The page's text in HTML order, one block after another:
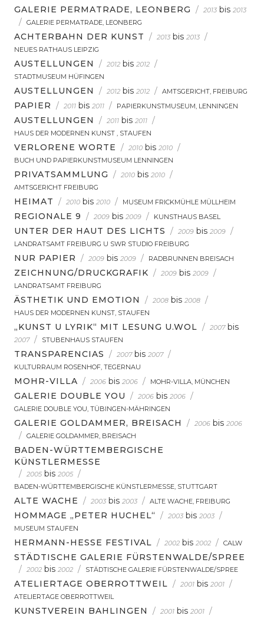
GALERIE PERMATRADE, LEONBERG / 2013 bis 2013
/ GALERIE PERMATRADE, LEONBERG
ACHTERBAHN DER KUNST / 2013 bis 2013 /
NEUES RATHAUS LEIPZIG
AUSTELLUNGEN / 2012 bis 2012 /
STADTMUSEUM HÜFINGEN
AUSTELLUNGEN / 2012 bis 2012 / AMTSGERICHT, FREIBURG
PAPIER / 2011 bis 2011 / PAPIERKUNSTMUSEUM, LENNINGEN
AUSTELLUNGEN / 2011 bis 2011 /
HAUS DER MODERNEN KUNST , STAUFEN
VERLORENE WORTE / 2010 bis 2010 /
BUCH UND PAPIERKUNSTMUSEUM LENNINGEN
PRIVATSAMMLUNG / 2010 bis 2010 /
AMTSGERICHT FREIBURG
HEIMAT / 2010 bis 2010 / MUSEUM FRICKMÜHLE MÜLLHEIM
REGIONALE 9 / 2009 bis 2009 / KUNSTHAUS BASEL
UNTER DER HAUT DES LICHTS / 2009 bis 2009 /
LANDRATSAMT FREIBURG U SWR STUDIO FREIBURG
NUR PAPIER / 2009 bis 2009 / RADBRUNNEN BREISACH
ZEICHNUNG/DRUCKGRAFIK / 2009 bis 2009 /
LANDRATSAMT FREIBURG
ÄSTHETIK UND EMOTION / 2008 bis 2008 /
HAUS DER MODERNEN KUNST, STAUFEN
„KUNST U LYRIK“ MIT LESUNG U.WOL / 2007 bis
2007 / STUBENHAUS STAUFEN
TRANSPARENCIAS / 2007 bis 2007 /
KULTURRAUM ROSENHOF, TEGERNAU
MOHR-VILLA / 2006 bis 2006 / MOHR-VILLA, MÜNCHEN
GALERIE DOUBLE YOU / 2006 bis 2006 /
GALERIE DOUBLE YOU, TÜBINGEN-MÄHRINGEN
GALERIE GOLDAMMER, BREISACH / 2006 bis 2006
/ GALERIE GOLDAMMER, BREISACH
BADEN-WÜRTTEMBERGISCHE
KÜNSTLERMESSE
/ 2005 bis 2005 /
BADEN-WÜRTTEMBERGISCHE KÜNSTLERMESSE, STUTTGART
ALTE WACHE / 2003 bis 2003 / ALTE WACHE, FREIBURG
HOMMAGE „PETER HUCHEL“ / 2003 bis 2003 /
MUSEUM STAUFEN
HERMANN-HESSE FESTIVAL / 2002 bis 2002 / CALW
STÄDTISCHE GALERIE FÜRSTENWALDE/SPREE
/ 2002 bis 2002 / STÄDTISCHE GALERIE FÜRSTENWALDE/SPREE
ATELIERTAGE OBERROTTWEIL / 2001 bis 2001 /
ATELIERTAGE OBERROTTWEIL
KUNSTVEREIN BAHLINGEN / 2001 bis 2001 /